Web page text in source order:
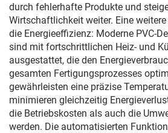
durch fehlerhafte Produkte und
Wirtschaftlichkeit weiter. Eine
die Energieeffizienz: Moderne PVC-
sind mit fortschrittlichen Heiz- und
ausgestattet, die den
gesamten Fertigungsprozesses
gewährleisten eine präzise
minimieren gleichzeitig
die Betriebskosten als auch die
werden. Die automatisierten